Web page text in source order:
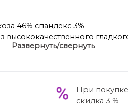
46% спандекс 3%
высококачественного
в тон основной ткани.
овальная,
лепестков. Карманы в
подкладки.
Развернуть/свернуть
При
скидка 3 %